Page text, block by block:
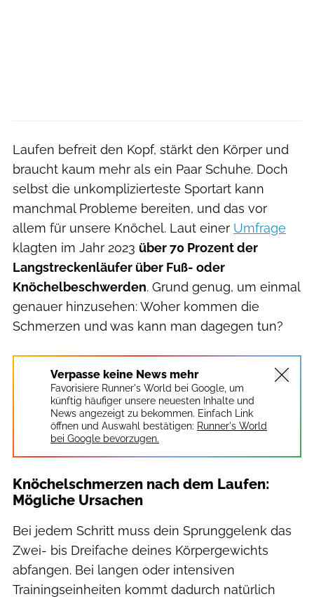
Laufen befreit den Kopf, stärkt den Körper und
braucht kaum mehr als ein Paar Schuhe. Doch
selbst die unkomplizierteste Sportart kann
manchmal Probleme bereiten, und das vor
allem für unsere Knöchel. Laut einer Umfrage
klagten im Jahr 2023 über 70 Prozent der
Langstreckenläufer über Fuß- oder
Knöchelbeschwerden. Grund genug, um einmal
genauer hinzusehen: Woher kommen die
Schmerzen und was kann man dagegen tun?
Verpasse keine News mehr
Favorisiere Runner's World bei Google, um
künftig häufiger unsere neuesten Inhalte und
News angezeigt zu bekommen. Einfach Link
öffnen und Auswahl bestätigen: Runner's World
bei Google bevorzugen.
Knöchelschmerzen nach dem Laufen:
Mögliche Ursachen
Bei jedem Schritt muss dein Sprunggelenk das
Zwei- bis Dreifache deines Körpergewichts
abfangen. Bei langen oder intensiven
Trainingseinheiten kommt dadurch natürlich